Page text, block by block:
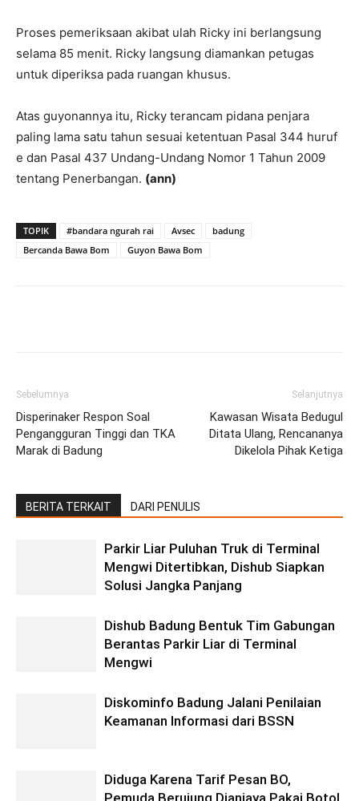
Proses pemeriksaan akibat ulah Ricky ini berlangsung
selama 85 menit. Ricky langsung diamankan petugas
untuk diperiksa pada ruangan khusus.
Atas guyonannya itu, Ricky terancam pidana penjara
paling lama satu tahun sesuai ketentuan Pasal 344 huruf
e dan Pasal 437 Undang-Undang Nomor 1 Tahun 2009
tentang Penerbangan. (ann)
TOPIK #bandara ngurah rai Avsec
badung
Bercanda Bawa Bom
Guyon Bawa Bom
Sebelumnya
Disperinaker Respon Soal
Pengangguran Tinggi dan TKA
Marak di Badung
Selanjutnya
Kawasan Wisata Bedugul
Ditata Ulang, Rencananya
Dikelola Pihak Ketiga
BERITA TERKAIT DARI PENULIS
Parkir Liar Puluhan Truk di Terminal
Mengwi Ditertibkan, Dishub Siapkan
Solusi Jangka Panjang
Dishub Badung Bentuk Tim Gabungan
Berantas Parkir Liar di Terminal
Mengwi
Diskominfo Badung Jalani Penilaian
Keamanan Informasi dari BSSN
Diduga Karena Tarif Pesan BO,